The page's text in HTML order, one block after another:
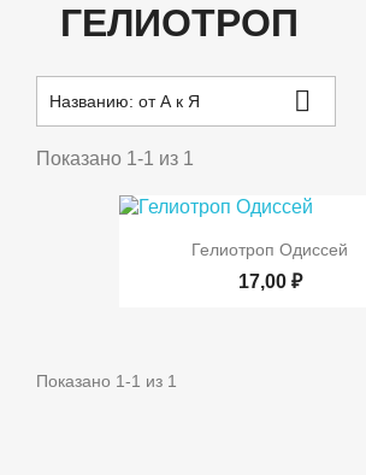
ГЕЛИОТРОП
Названию: от А к Я 
Показано 1-1 из 1
Гелиотроп Одиссей
17,00 ₽
Показано 1-1 из 1